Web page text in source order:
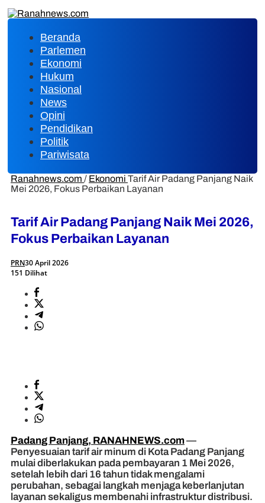
Beranda
Parlemen
Ekonomi
Hukum
Nasional
News
Opini
Pendidikan
Politik
Pariwisata
Ranahnews.com / Ekonomi Tarif Air Padang Panjang Naik
Mei 2026, Fokus Perbaikan Layanan
Tarif Air Padang Panjang Naik Mei 2026,
Fokus Perbaikan Layanan
PRN30 April 2026
151 Dilihat
Padang Panjang, RANAHNEWS.com—
Penyesuaian tarif air minum di Kota Padang Panjang
mulai diberlakukan pada pembayaran 1 Mei 2026,
setelah lebih dari 16 tahun tidak mengalami
perubahan, sebagai langkah menjaga keberlanjutan
layanan sekaligus membenahi infrastruktur distribusi.